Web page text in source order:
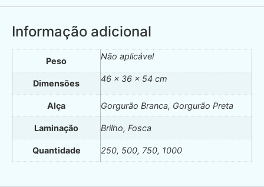
Informação adicional
Peso Não aplicável
Dimensões 46 × 36 × 54 cm
Alça Gorgurão Branca, Gorgurão Preta
Laminação Brilho, Fosca
Quantidade 250, 500, 750, 1000